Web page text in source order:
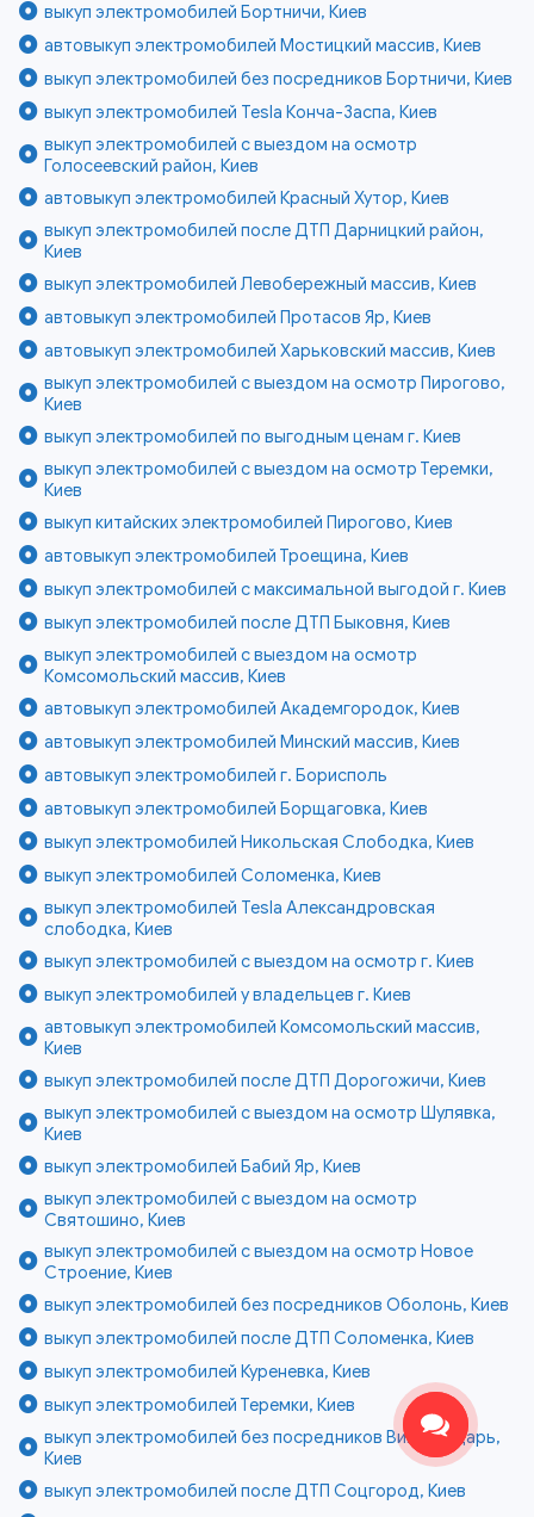
выкуп электромобилей Бортничи, Киев
автовыкуп электромобилей Мостицкий массив, Киев
выкуп электромобилей без посредников Бортничи, Киев
выкуп электромобилей Tesla Конча-Заспа, Киев
выкуп электромобилей с выездом на осмотр
Голосеевский район, Киев
автовыкуп электромобилей Красный Хутор, Киев
выкуп электромобилей после ДТП Дарницкий район,
Киев
выкуп электромобилей Левобережный массив, Киев
автовыкуп электромобилей Протасов Яр, Киев
автовыкуп электромобилей Харьковский массив, Киев
выкуп электромобилей с выездом на осмотр Пирогово,
Киев
выкуп электромобилей по выгодным ценам г. Киев
выкуп электромобилей с выездом на осмотр Теремки,
Киев
выкуп китайских электромобилей Пирогово, Киев
автовыкуп электромобилей Троещина, Киев
выкуп электромобилей с максимальной выгодой г. Киев
выкуп электромобилей после ДТП Быковня, Киев
выкуп электромобилей с выездом на осмотр
Комсомольский массив, Киев
автовыкуп электромобилей Академгородок, Киев
автовыкуп электромобилей Минский массив, Киев
автовыкуп электромобилей г. Борисполь
автовыкуп электромобилей Борщаговка, Киев
выкуп электромобилей Никольская Слободка, Киев
выкуп электромобилей Соломенка, Киев
выкуп электромобилей Tesla Александровская
слободка, Киев
выкуп электромобилей с выездом на осмотр г. Киев
выкуп электромобилей у владельцев г. Киев
автовыкуп электромобилей Комсомольский массив,
Киев
выкуп электромобилей после ДТП Дорогожичи, Киев
выкуп электромобилей с выездом на осмотр Шулявка,
Киев
выкуп электромобилей Бабий Яр, Киев
выкуп электромобилей с выездом на осмотр
Святошино, Киев
выкуп электромобилей с выездом на осмотр Новое
Строение, Киев
выкуп электромобилей без посредников Оболонь, Киев
выкуп электромобилей после ДТП Соломенка, Киев
выкуп электромобилей Куреневка, Киев
выкуп электромобилей Теремки, Киев
выкуп электромобилей без посредников Виноградарь,
Киев
выкуп электромобилей после ДТП Соцгород, Киев